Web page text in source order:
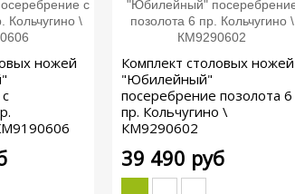
ножей
Комплект столовых ножей
"Юбилейный"
посеребрение позолота 6
пр. Кольчугино \
КМ9290602
39 490 руб